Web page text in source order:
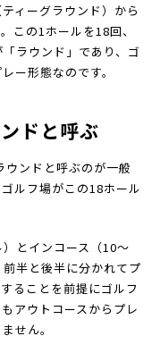
ィーグラウンド）から
この1ホールを18回、
ラウンド」であり、ゴ
ー形態なのです。
ドと呼ぶ
ンドと呼ぶのが一般
ルフ場がこの18ホール
とインコース（10〜
半と後半に分かれてプ
ることを前提にゴルフ
アウトコースからプレ
せん。